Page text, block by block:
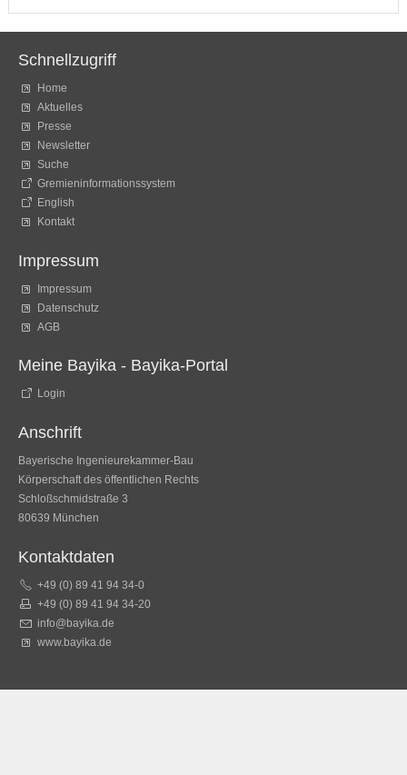
Schnellzugriff
Home
Aktuelles
Presse
Newsletter
Suche
Gremieninformationssystem
English
Kontakt
Impressum
Impressum
Datenschutz
AGB
Meine Bayika - Bayika-Portal
Login
Anschrift
Bayerische Ingenieurekammer-Bau
Körperschaft des öffentlichen Rechts
Schloßschmidstraße 3
80639 München
Kontaktdaten
+49 (0) 89 41 94 34-0
+49 (0) 89 41 94 34-20
info@bayika.de
www.bayika.de